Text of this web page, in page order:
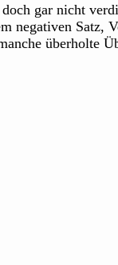
gar nicht
negativen
überholte